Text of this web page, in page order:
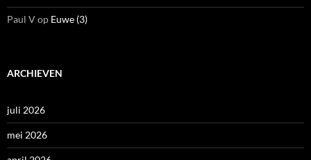
Paul Vop Euwe (3)
ARCHIEVEN
juli 2026
mei 2026